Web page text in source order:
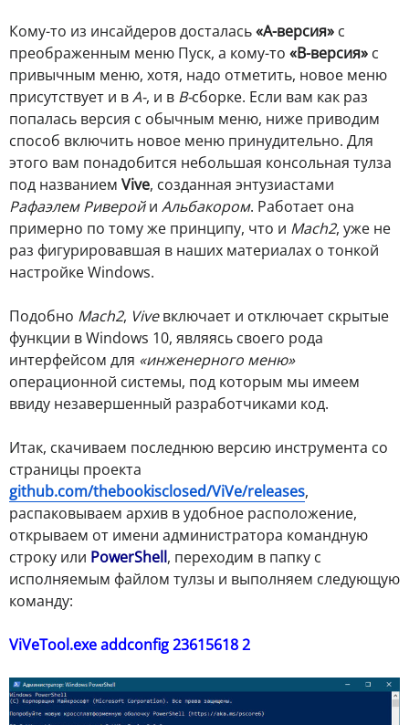
Кому-то из инсайдеров досталась«А-версия» с
преображенным меню Пуск, а кому-то «B-версия» с
привычным меню, хотя, надо отметить, новое меню
присутствует и вА-, и в B-сборке. Если вам как раз
попалась версия с обычным меню, ниже приводим
способ включить новое меню принудительно. Для
этого вам понадобится небольшая консольная тулза
под названием Vive, созданная энтузиастами
Рафаэлем Риверойи Альбакором. Работает она
примерно по тому же принципу, что и Mach2, уже не
раз фигурировавшая в наших материалах о тонкой
настройке Windows.
Подобно Mach2, Viveвключает и отключает скрытые
функции в Windows 10, являясь своего рода
интерфейсом для «инженерного меню»
операционной системы, под которым мы имеем
ввиду незавершенный разработчиками код.
Итак, скачиваем последнюю версию инструмента со
страницы проекта
github.com/thebookisclosed/ViVe/releases,
распаковываем архив в удобное расположение,
открываем от имени администратора командную
строку или PowerShell, переходим в папку с
исполняемым файлом тулзы и выполняем следующую
команду:
ViVeTool.exe addconfig 23615618 2